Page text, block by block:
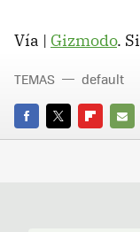
Vía | Gizmodo.
FACEBOOK
TWITTER
E-
TEMAS default